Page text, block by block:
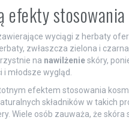
efekty
wyciągi z herbaty
zwłaszcza zielona i
na nawilżenieskóry,
i młodsze wygląd.
efektem stosowania
składników w takich
Wiele osób zauważa, że